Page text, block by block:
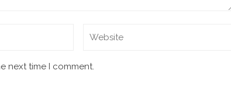
next time I comment.